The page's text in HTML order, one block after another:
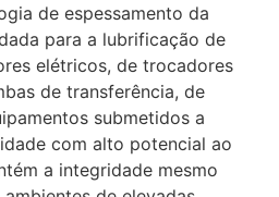
de espessamento da
para a lubrificação de
elétricos, de trocadores
de transferência, de
submetidos a
com alto potencial ao
a integridade mesmo